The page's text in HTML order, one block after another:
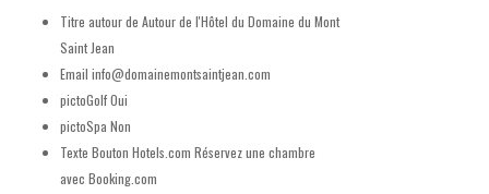
Titre autour de Autour de l'Hôtel du Domaine du Mont
Saint Jean
Email info@domainemontsaintjean.com
pictoGolfOui
pictoSpa Non
Texte Bouton Hotels.com Réservez une chambre
avec Booking.com